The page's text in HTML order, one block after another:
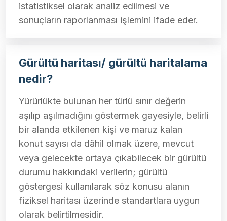
istatistiksel olarak analiz edilmesi ve
sonuçların raporlanması işlemini ifade eder.
Gürültü haritası/ gürültü haritalama
nedir?
Yürürlükte bulunan her türlü sınır değerin
aşılıp aşılmadığını göstermek gayesiyle, belirli
bir alanda etkilenen kişi ve maruz kalan
konut sayısı da dâhil olmak üzere, mevcut
veya gelecekte ortaya çıkabilecek bir gürültü
durumu hakkındaki verilerin; gürültü
göstergesi kullanılarak söz konusu alanın
fiziksel haritası üzerinde standartlara uygun
olarak belirtilmesidir.